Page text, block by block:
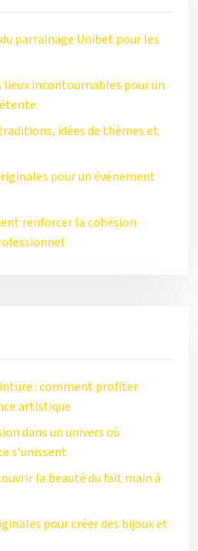
parrainage Unibet pour les
lieux incontournables pour un
idées de thèmes et
pour un événement
renforcer la cohésion
: comment profiter
artistique
dans un univers où
s’unissent
la beauté du fait main à
pour créer des bijoux et